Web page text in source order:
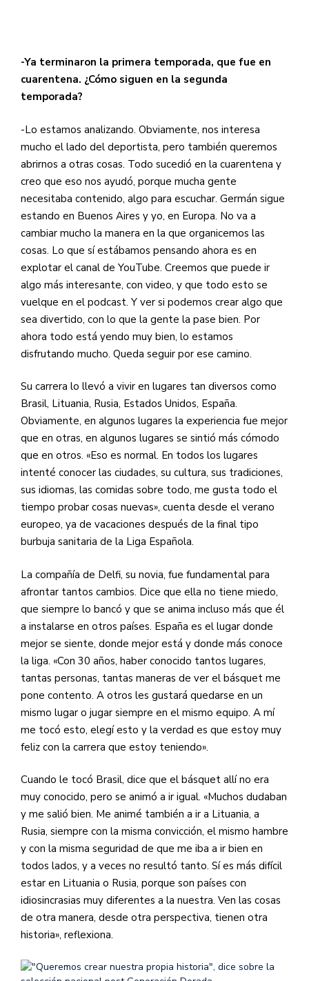
-Ya terminaron la primera temporada, que fue en
cuarentena. ¿Cómo siguen en la segunda
temporada?
-Lo estamos analizando. Obviamente, nos interesa
mucho el lado del deportista, pero también queremos
abrirnos a otras cosas. Todo sucedió en la cuarentena y
creo que eso nos ayudó, porque mucha gente
necesitaba contenido, algo para escuchar. Germán sigue
estando en Buenos Aires y yo, en Europa. No va a
cambiar mucho la manera en la que organicemos las
cosas. Lo que sí estábamos pensando ahora es en
explotar el canal de YouTube. Creemos que puede ir
algo más interesante, con video, y que todo esto se
vuelque en el podcast. Y ver si podemos crear algo que
sea divertido, con lo que la gente la pase bien. Por
ahora todo está yendo muy bien, lo estamos
disfrutando mucho. Queda seguir por ese camino.
Su carrera lo llevó a vivir en lugares tan diversos como
Brasil, Lituania, Rusia, Estados Unidos, España.
Obviamente, en algunos lugares la experiencia fue mejor
que en otras, en algunos lugares se sintió más cómodo
que en otros. «Eso es normal. En todos los lugares
intenté conocer las ciudades, su cultura, sus tradiciones,
sus idiomas, las comidas sobre todo, me gusta todo el
tiempo probar cosas nuevas», cuenta desde el verano
europeo, ya de vacaciones después de la final tipo
burbuja sanitaria de la Liga Española.
La compañía de Delfi, su novia, fue fundamental para
afrontar tantos cambios. Dice que ella no tiene miedo,
que siempre lo bancó y que se anima incluso más que él
a instalarse en otros países. España es el lugar donde
mejor se siente, donde mejor está y donde más conoce
la liga. «Con 30 años, haber conocido tantos lugares,
tantas personas, tantas maneras de ver el básquet me
pone contento. A otros les gustará quedarse en un
mismo lugar o jugar siempre en el mismo equipo. A mí
me tocó esto, elegí esto y la verdad es que estoy muy
feliz con la carrera que estoy teniendo».
Cuando le tocó Brasil, dice que el básquet allí no era
muy conocido, pero se animó a ir igual. «Muchos dudaban
y me salió bien. Me animé también a ir a Lituania, a
Rusia, siempre con la misma convicción, el mismo hambre
y con la misma seguridad de que me iba a ir bien en
todos lados, y a veces no resultó tanto. Sí es más difícil
estar en Lituania o Rusia, porque son países con
idiosincrasias muy diferentes a la nuestra. Ven las cosas
de otra manera, desde otra perspectiva, tienen otra
historia», reflexiona.